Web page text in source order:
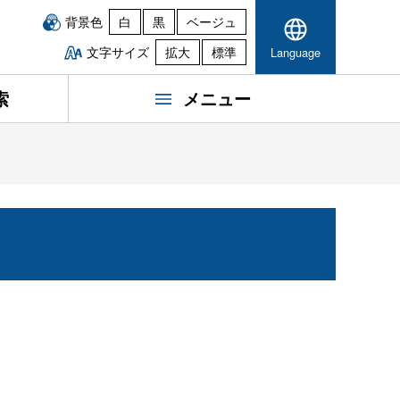
背景色 白 黒
ベージュ
文字サイズ
拡大 標準 Language
メニュー